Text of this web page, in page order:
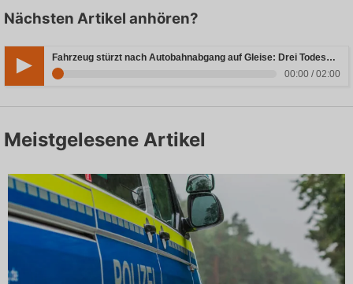
Nächsten Artikel anhören?
Fahrzeug stürzt nach Autobahnabgang auf Gleise: Drei Todesopfer in Bayern
00:00 / 02:00
Meistgelesene Artikel